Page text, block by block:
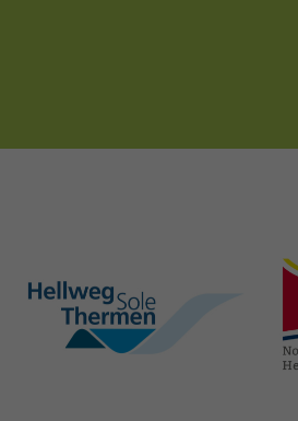
hellweg-sole-
thermen.de